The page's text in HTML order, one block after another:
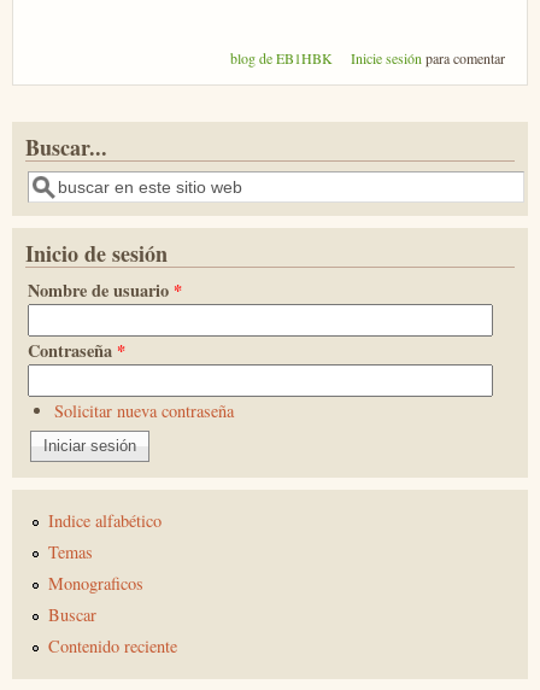
blog de EB1HBK Inicie sesión para comentar
Buscar...
Buscar
Inicio de sesión
Nombre de usuario *
Contraseña *
Solicitar nueva contraseña
Indice alfabético
Temas
Monograficos
Buscar
Contenido reciente